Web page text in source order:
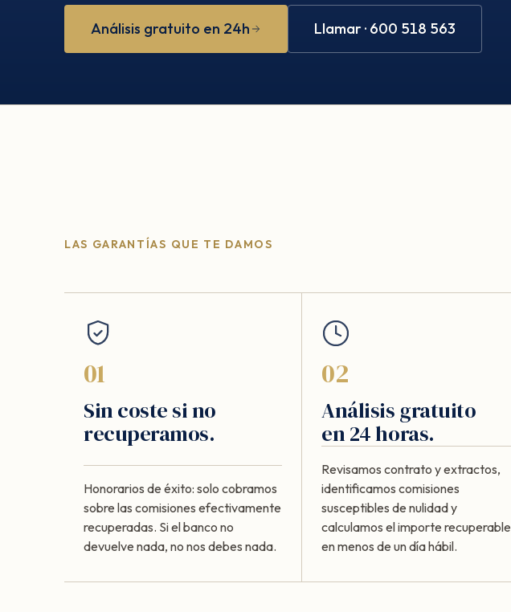
Análisis gratuito en 24h Llamar · 600 518 563
LAS GARANTÍAS QUE TE DAMOS
01
Sin coste si no
recuperamos.
Honorarios de éxito: solo cobramos
sobre las comisiones efectivamente
recuperadas. Si el banco no
devuelve nada, no nos debes nada.
02
Análisis gratuito
en 24 horas.
Revisamos contrato y extractos,
identificamos comisiones
susceptibles de nulidad y
calculamos el importe recuperable
en menos de un día hábil.